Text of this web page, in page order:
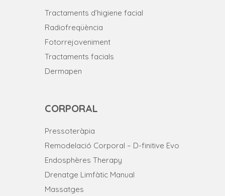
Tractaments d’higiene facial
Radiofreqüència
Fotorrejoveniment
Tractaments facials
Dermapen
CORPORAL
Pressoteràpia
Remodelació Corporal – D-finitive Evo
Endosphères Therapy
Drenatge Limfàtic Manual
Massatges